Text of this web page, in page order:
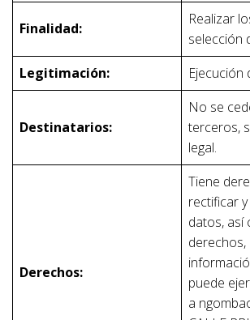
Finalidad:
Realizar
selección
Legitimación:
Ejecución
Destinatarios:
No se
terceros,
legal.
Derechos:
Tiene
rectificar
datos, así
derechos,
puede
a